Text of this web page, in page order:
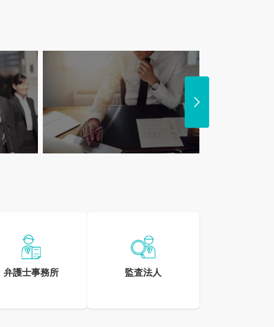
弁護士事務所 監査法人